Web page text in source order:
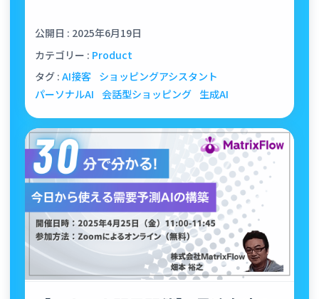
公開日 : 2025年6月19日
カテゴリー : Product
タグ : AI接客 ショッピングアシスタント
パーソナルAI
会話型ショッピング 生成AI